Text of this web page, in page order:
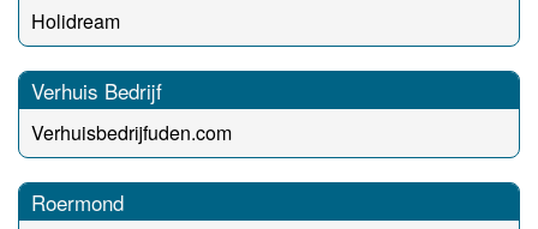
Holidream
Verhuis Bedrijf
Verhuisbedrijfuden.com
Roermond